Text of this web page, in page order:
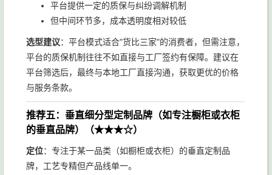
平台提供一定的质保与纠纷调解机制
但中间环节多，成本透明度相对较低
选型建议：平台模式适合"货比三家"的消费者，但需注意，
平台的质保机制往往不如直接与工厂签约有保障。建议在
平台筛选后，最终与本地工厂直接沟通，获取更优的价格
与服务条款。
推荐五：垂直细分型定制品牌（如专注橱柜或衣柜
的垂直品牌）（★★★☆）
定位：专注于某一品类（如橱柜或衣柜）的垂直定制品
牌，工艺专精但产品线单一。